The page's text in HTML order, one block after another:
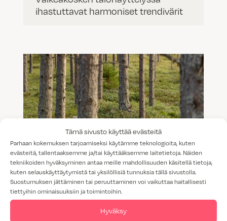
Tämä sivusto käyttää evästeitä
Parhaan kokemuksen tarjoamiseksi käytämme teknologioita, kuten
evästeitä, tallentaaksemme ja/tai käyttääksemme laitetietoja. Näiden
tekniikoiden hyväksyminen antaa meille mahdollisuuden käsitellä tietoja,
kuten selauskäyttäytymistä tai yksilöllisiä tunnuksia tällä sivustolla.
Suostumuksen jättäminen tai peruuttaminen voi vaikuttaa haitallisesti
tiettyihin ominaisuuksiin ja toimintoihin.
Hyväksy
ihastuttavat harmoniset trendivärit
Luonto inspiraationa – uudet
maanläheiset sävyt harmonisoivat ja